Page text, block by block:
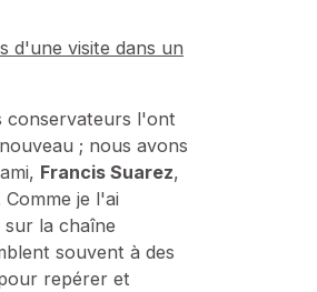
d'une visite dans un
conservateurs l'ont
; nous avons
Francis Suarez,
je l'ai
la chaîne
souvent à des
repérer et